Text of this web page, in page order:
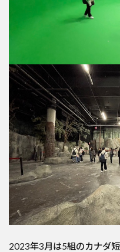
2023年3月は5組のカナダ